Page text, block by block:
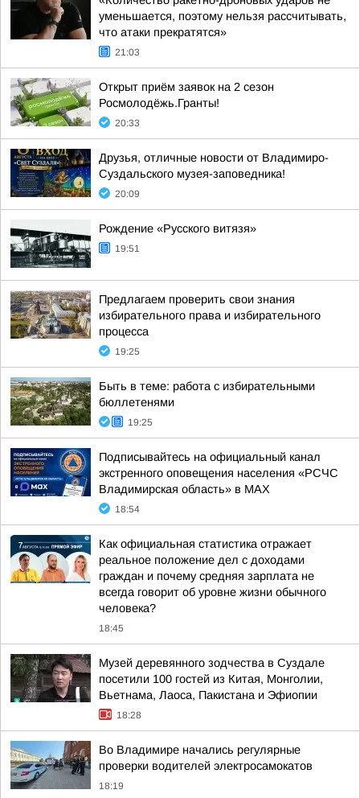
уменьшается, поэтому нельзя рассчитывать,
что атаки прекратятся»
21:03
Открыт приём заявок на 2 сезон
Росмолодёжь.Гранты!
20:33
Друзья, отличные новости от Владимиро-
Суздальского музея-заповедника!
20:09
Рождение «Русского витязя»
19:51
Предлагаем проверить свои знания
избирательного права и избирательного
процесса
19:25
Быть в теме: работа с избирательными
бюллетенями
19:25
Подписывайтесь на официальный канал
экстренного оповещения населения «РСЧС
Владимирская область» в МАХ
18:54
Как официальная статистика отражает
реальное положение дел с доходами
граждан и почему средняя зарплата не
всегда говорит об уровне жизни обычного
человека?
18:45
Музей деревянного зодчества в Суздале
посетили 100 гостей из Китая, Монголии,
Вьетнама, Лаоса, Пакистана и Эфиопии
18:28
Во Владимире начались регулярные
проверки водителей электросамокатов
18:19